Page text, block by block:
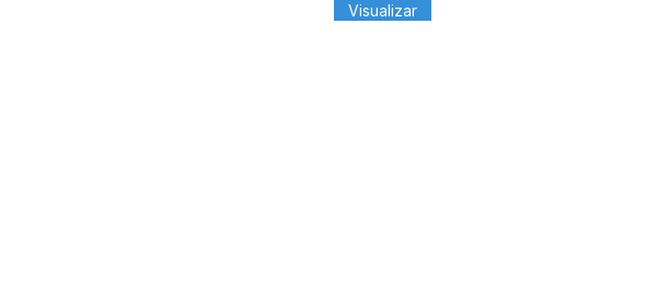
Visualizar